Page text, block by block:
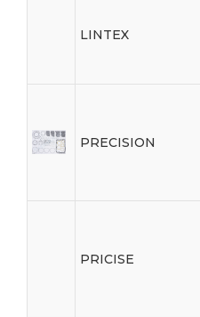
LINTEX
PRECISION
PRICISE